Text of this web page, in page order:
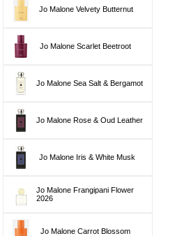
Jo Malone Velvety Butternut
Jo Malone Scarlet Beetroot
Jo Malone Sea Salt & Bergamot
Jo Malone Rose & Oud Leather
Jo Malone Iris & White Musk
Jo Malone Frangipani Flower
2026
Jo Malone Carrot Blossom